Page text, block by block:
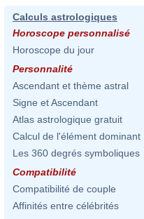
Calculs astrologiques
Horoscope personnalisé
Horoscope du jour
Personnalité
Ascendant et thème astral
Signe et Ascendant
Atlas astrologique gratuit
Calcul de l'élément dominant
Les 360 degrés symboliques
Compatibilité
Compatibilité de couple
Affinités entre célébrités